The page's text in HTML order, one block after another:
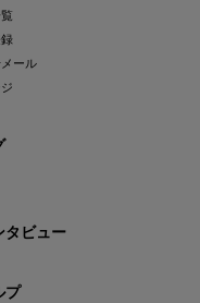
ール
タビュー
プ